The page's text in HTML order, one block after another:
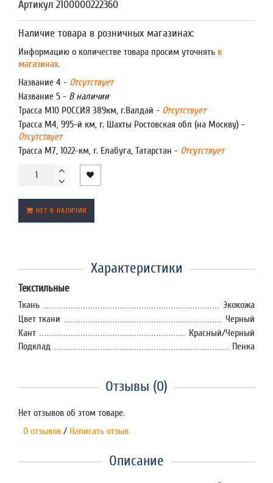
Артикул 2100000222360
Наличие товара в розничных магазинах:
Информацию о количестве товара просим уточнять в
магазинах.
Название 4 - Отсутствует
Название 5 - В наличии
Трасса М10 РОССИЯ 389км, г.Валдай - Отсутствует
Трасса М4, 995-й км, г. Шахты Ростовская обл (на Москву) -
Отсутствует
Трасса М7, 1022-км, г. Елабуга, Татарстан - Отсутствует
НЕТ В НАЛИЧИИ
Характеристики
Текстильные
Ткань
Экокожа
Цвет ткани
Черный
Кант
Красный/Черный
Подклад
Пенка
Отзывы (0)
Нет отзывов об этом товаре.
0 отзывов / Написать отзыв
Описание